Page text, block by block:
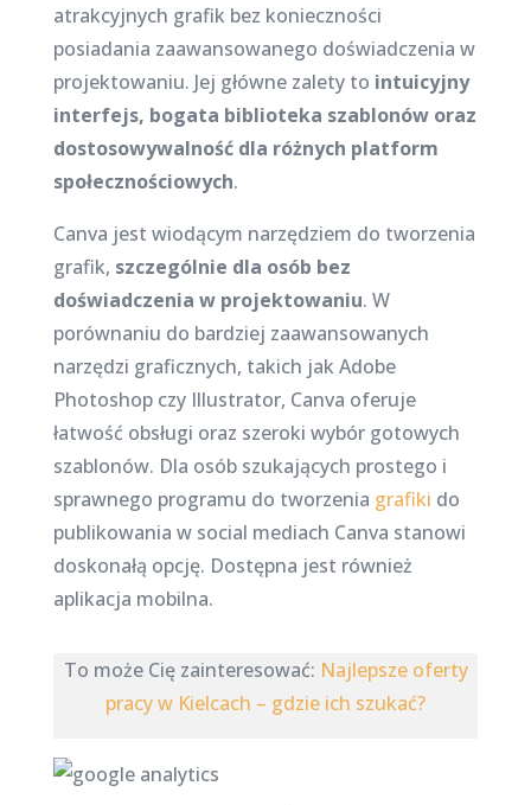
atrakcyjnych grafik bez konieczności
posiadania zaawansowanego doświadczenia w
projektowaniu. Jej główne zalety to intuicyjny
interfejs, bogata biblioteka szablonów oraz
dostosowywalność dla różnych platform
społecznościowych.
Canva jest wiodącym narzędziem do tworzenia
grafik, szczególnie dla osób bez
doświadczenia w projektowaniu. W
porównaniu do bardziej zaawansowanych
narzędzi graficznych, takich jak Adobe
Photoshop czy Illustrator, Canva oferuje
łatwość obsługi oraz szeroki wybór gotowych
szablonów. Dla osób szukających prostego i
sprawnego programu do tworzenia grafiki do
publikowania w social mediach Canva stanowi
doskonałą opcję. Dostępna jest również
aplikacja mobilna.
To może Cię zainteresować: Najlepsze oferty
pracy w Kielcach – gdzie ich szukać?